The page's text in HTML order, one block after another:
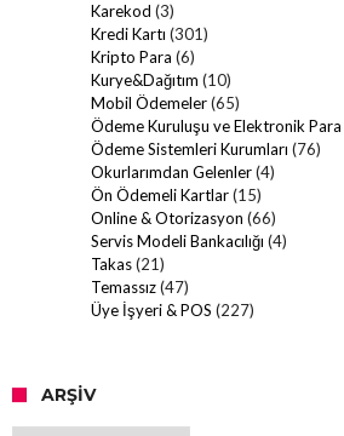
Karekod (3)
Kredi Kartı (301)
Kripto Para (6)
Kurye&Dağıtım (10)
Mobil Ödemeler(65)
Ödeme Kuruluşu ve Elektronik Para
Ödeme Sistemleri Kurumları (76)
Okurlarımdan Gelenler(4)
Ön Ödemeli Kartlar(15)
Online & Otorizasyon (66)
Servis Modeli Bankacılığı (4)
Takas(21)
Temassız(47)
Üye İşyeri & POS (227)
ARŞIV